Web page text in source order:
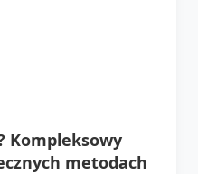
Kompleksowy
metodach